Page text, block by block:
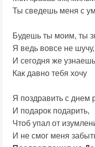
Ты сведешь меня с
Будешь ты моим, ты
Я ведь вовсе не шучу,
И сегодня же
Как давно тебя хочу
Я поздравить с днем
И подарок подарить,
Чтоб упал от
И не смог меня